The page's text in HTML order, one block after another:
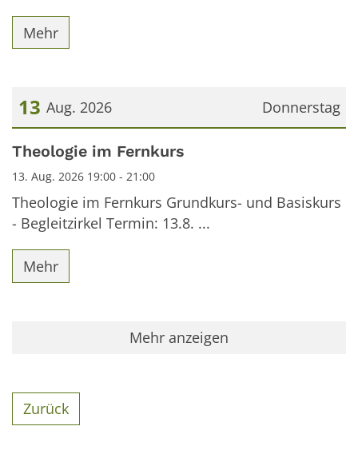
Mehr
Donnerstag
13 Aug. 2026
Datum: 13. August 2026
Theologie im Fernkurs
13. Aug. 2026 19:00 - 21:00
Theologie im Fernkurs Grundkurs- und Basiskurs
- Begleitzirkel Termin: 13.8. ...
Mehr
Mehr anzeigen
Zurück